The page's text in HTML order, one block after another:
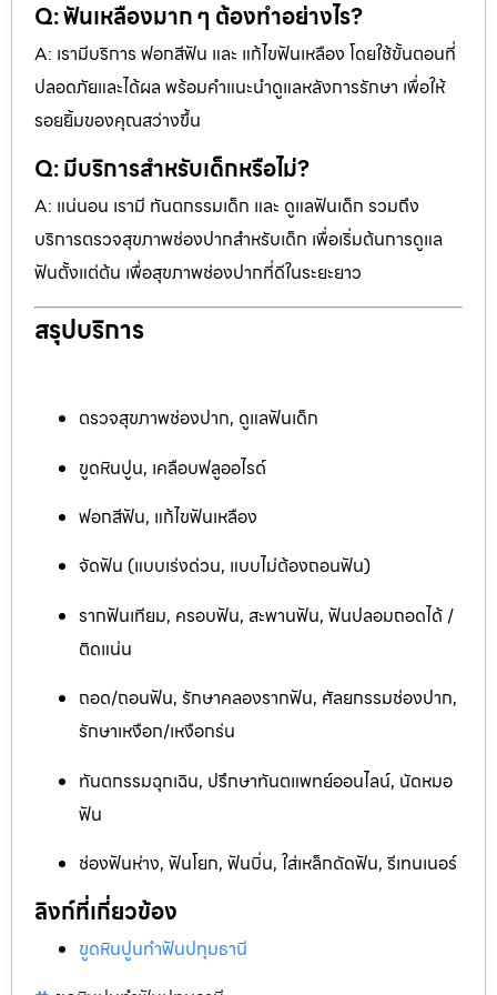
Q: ฟันเหลืองมาก ๆ ต้องทำอย่างไร?
A: เรามีบริการ ฟอกสีฟัน และ แก้ไขฟันเหลือง โดยใช้ขั้นตอนที่
ปลอดภัยและได้ผล พร้อมคำแนะนำดูแลหลังการรักษา เพื่อให้
รอยยิ้มของคุณสว่างขึ้น
Q: มีบริการสำหรับเด็กหรือไม่?
A: แน่นอน เรามี ทันตกรรมเด็ก และ ดูแลฟันเด็ก รวมถึง
บริการตรวจสุขภาพช่องปากสำหรับเด็ก เพื่อเริ่มต้นการดูแล
ฟันตั้งแต่ต้น เพื่อสุขภาพช่องปากที่ดีในระยะยาว
สรุปบริการ
ตรวจสุขภาพช่องปาก, ดูแลฟันเด็ก
ขูดหินปูน, เคลือบฟลูออไรด์
ฟอกสีฟัน, แก้ไขฟันเหลือง
จัดฟัน (แบบเร่งด่วน, แบบไม่ต้องถอนฟัน)
รากฟันเทียม, ครอบฟัน, สะพานฟัน, ฟันปลอมถอดได้ /
ติดแน่น
ถอด/ถอนฟัน, รักษาคลองรากฟัน, ศัลยกรรมช่องปาก,
รักษาเหงือก/เหงือกร่น
ทันตกรรมฉุกเฉิน, ปรึกษาทันตแพทย์ออนไลน์, นัดหมอ
ฟัน
ช่องฟันห่าง, ฟันโยก, ฟันบิ่น, ใส่เหล็กดัดฟัน, รีเทนเนอร์
ลิงก์ที่เกี่ยวข้อง
ขูดหินปูนทำฟันปทุมธานี